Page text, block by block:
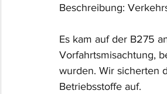
Beschreibung:
Es kam auf der B275
Vorfahrtsmisachtung,
wurden. Wir sicherten
Betriebsstoffe auf.